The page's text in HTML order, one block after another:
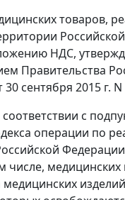
товаров,
НДС,
Правительства
сентября 2015 г. N
с
операции по
числе, медицинских